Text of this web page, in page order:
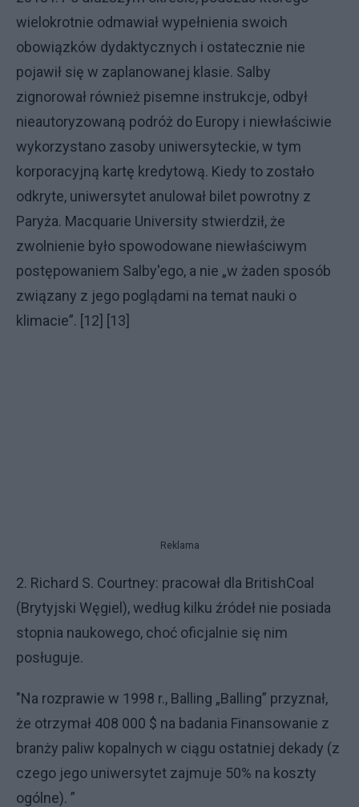
wielokrotnie odmawiał wypełnienia swoich
obowiązków dydaktycznych i ostatecznie nie
pojawił się w zaplanowanej klasie. Salby
zignorował również pisemne instrukcje, odbył
nieautoryzowaną podróż do Europy i niewłaściwie
wykorzystano zasoby uniwersyteckie, w tym
korporacyjną kartę kredytową. Kiedy to zostało
odkryte, uniwersytet anulował bilet powrotny z
Paryża. Macquarie University stwierdził, że
zwolnienie było spowodowane niewłaściwym
postępowaniem Salby'ego, a nie „w żaden sposób
związany z jego poglądami na temat nauki o
klimacie”. [12] [13]
Reklama
2. Richard S. Courtney: pracował dla BritishCoal
(Brytyjski Węgiel), według kilku źródeł nie posiada
stopnia naukowego, choć oficjalnie się nim
posługuje.
"Na rozprawie w 1998 r., Balling „Balling” przyznał,
że otrzymał 408 000 $ na badania Finansowanie z
branży paliw kopalnych w ciągu ostatniej dekady (z
czego jego uniwersytet zajmuje 50% na koszty
ogólne). ”